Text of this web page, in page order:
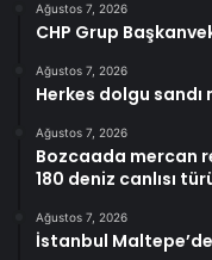
Ağustos 7, 2026
CHP Grup
Ağustos 7, 2026
Herkes dolgu sandı
Ağustos 7, 2026
Bozcaada mercan
180 deniz canlısı
Ağustos 7, 2026
İstanbul